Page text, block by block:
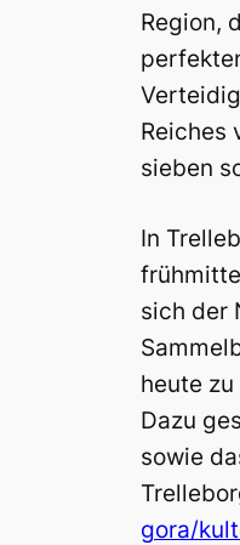
Region,
Reiches
sieben
In
sich der
heute
Dazu
sowie
gora/